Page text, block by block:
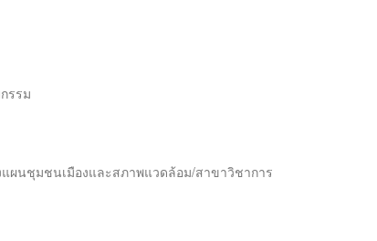
รรม
ผนชุมชนเมืองและสภาพแวดล้อม/สาขาวิชาการ